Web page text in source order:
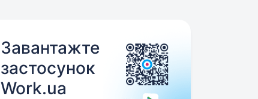
Завантажте
застосунок
Work.ua